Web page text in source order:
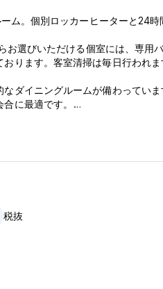
ム。個別ロッカーヒーターと24
お選びいただける個室には、専用
ります。客室清掃は毎日行われま
ダイニングルームが備わってい
に最適です。
半島地域に生息する多種多様な
に小グループのツアーを企画し
快適な車両と、仕事を愛する優
くべき自然野生動物を発見する
税抜